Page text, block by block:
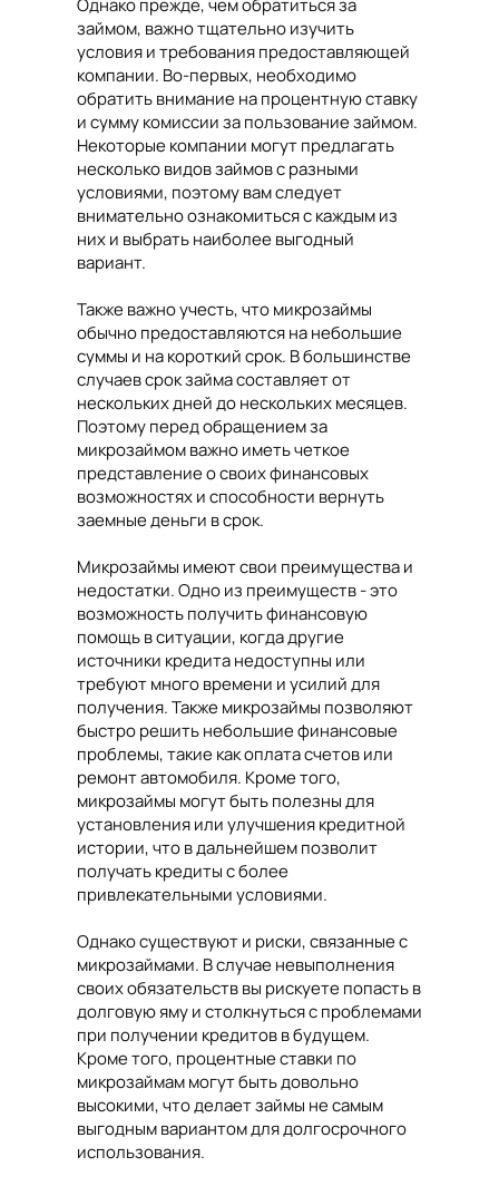
Однако прежде, чем обратиться за
займом, важно тщательно изучить
условия и требования предоставляющей
компании. Во-первых, необходимо
обратить внимание на процентную ставку
и сумму комиссии за пользование займом.
Некоторые компании могут предлагать
несколько видов займов с разными
условиями, поэтому вам следует
внимательно ознакомиться с каждым из
них и выбрать наиболее выгодный
вариант.
Также важно учесть, что микрозаймы
обычно предоставляются на небольшие
суммы и на короткий срок. В большинстве
случаев срок займа составляет от
нескольких дней до нескольких месяцев.
Поэтому перед обращением за
микрозаймом важно иметь четкое
представление о своих финансовых
возможностях и способности вернуть
заемные деньги в срок.
Микрозаймы имеют свои преимущества и
недостатки. Одно из преимуществ - это
возможность получить финансовую
помощь в ситуации, когда другие
источники кредита недоступны или
требуют много времени и усилий для
получения. Также микрозаймы позволяют
быстро решить небольшие финансовые
проблемы, такие как оплата счетов или
ремонт автомобиля. Кроме того,
микрозаймы могут быть полезны для
установления или улучшения кредитной
истории, что в дальнейшем позволит
получать кредиты с более
привлекательными условиями.
Однако существуют и риски, связанные с
микрозаймами. В случае невыполнения
своих обязательств вы рискуете попасть в
долговую яму и столкнуться с проблемами
при получении кредитов в будущем.
Кроме того, процентные ставки по
микрозаймам могут быть довольно
высокими, что делает займы не самым
выгодным вариантом для долгосрочного
использования.